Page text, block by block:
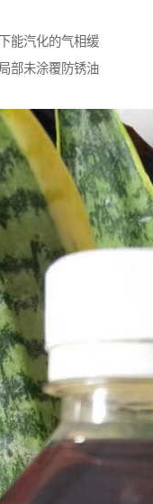
能汽化的气相缓
部未涂覆防锈油